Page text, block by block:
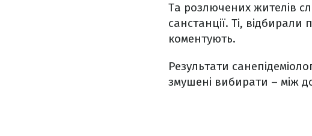
Та розлючених жителів
санстанції. Ті,
коментують.
Результати
змушені вибирати – між